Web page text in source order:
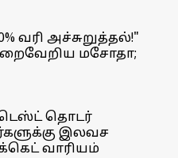
வரி அச்சுறுத்தல்!"
மசோதா;
டெஸ்ட் தொடர்
இலவச
வாரியம்